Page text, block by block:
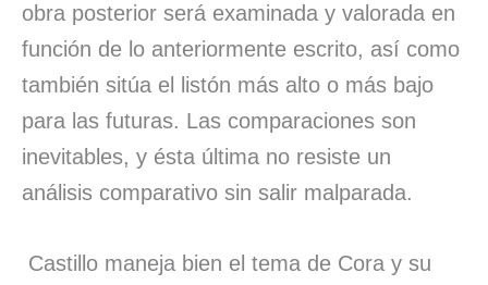
obra posterior será examinada y valorada en
función de lo anteriormente escrito, así como
también sitúa el listón más alto o más bajo
para las futuras. Las comparaciones son
inevitables, y ésta última no resiste un
análisis comparativo sin salir malparada.
Castillo maneja bien el tema de Cora y su